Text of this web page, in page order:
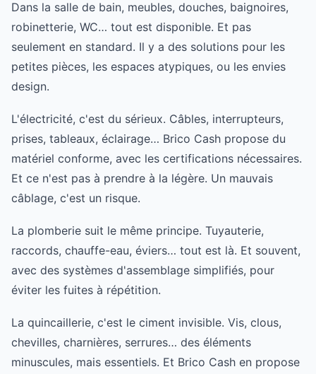
Dans la salle de bain, meubles, douches, baignoires,
robinetterie, WC… tout est disponible. Et pas
seulement en standard. Il y a des solutions pour les
petites pièces, les espaces atypiques, ou les envies
design.
L'électricité, c'est du sérieux. Câbles, interrupteurs,
prises, tableaux, éclairage… Brico Cash propose du
matériel conforme, avec les certifications nécessaires.
Et ce n'est pas à prendre à la légère. Un mauvais
câblage, c'est un risque.
La plomberie suit le même principe. Tuyauterie,
raccords, chauffe-eau, éviers… tout est là. Et souvent,
avec des systèmes d'assemblage simplifiés, pour
éviter les fuites à répétition.
La quincaillerie, c'est le ciment invisible. Vis, clous,
chevilles, charnières, serrures… des éléments
minuscules, mais essentiels. Et Brico Cash en propose